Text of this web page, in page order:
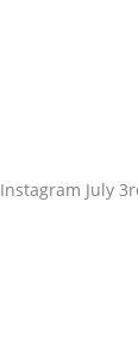
Instagram July